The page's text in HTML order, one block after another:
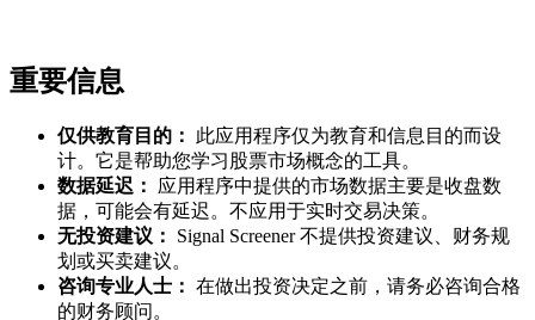
重要信息
仅供教育目的：
此应用程序仅为教育和信息目的而设
计。它是帮助您学习股票市场概念的工具。
数据延迟：
应用程序中提供的市场数据主要是收盘数
据，可能会有延迟。不应用于实时交易决策。
无投资建议：
Signal Screener 不提供投资建议、财务规
划或买卖建议。
咨询专业人士： 在做出投资决定之前，请务必咨询合格
的财务顾问。